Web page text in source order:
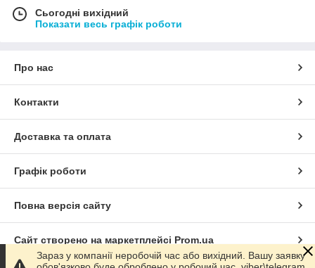
Сьогодні вихідний
Показати весь графік роботи
Про нас
Контакти
Доставка та оплата
Графік роботи
Повна версія сайту
Сайт створено на маркетплейсі Prom.ua
Зараз у компанії неробочій час або вихідний. Вашу заявку